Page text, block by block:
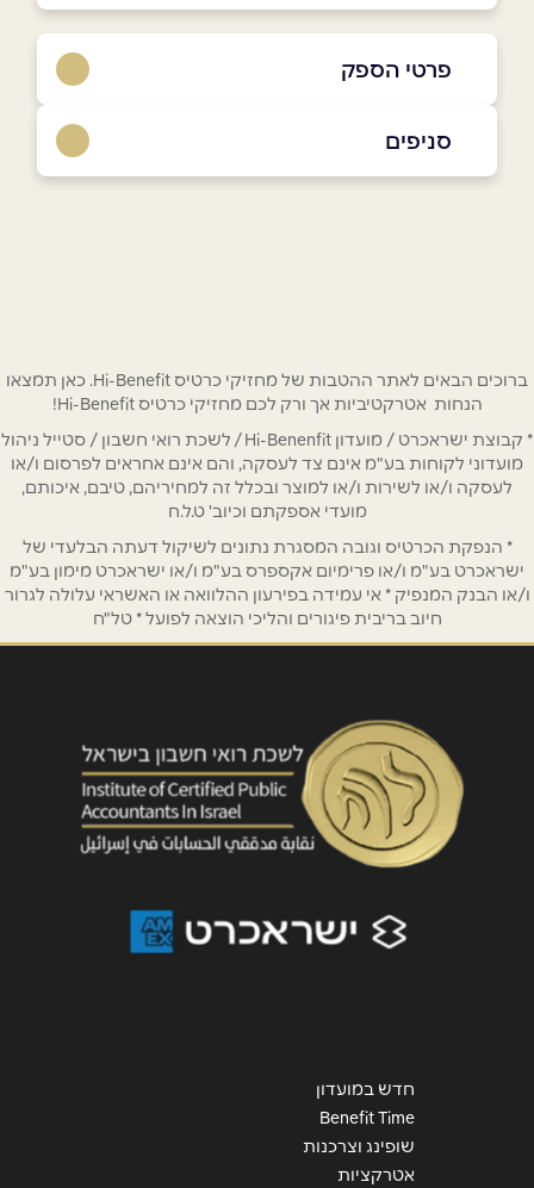
פרטי הספק
באינסטגרם
טלפון*
אימייל *
אנא חזרו אלי בקשר ל...
הודעה *
שליחה
סניפים
ברוכים הבאים לאתר ההטבות של מחזיקי כרטיס Hi-Benefit. כאן תמצאו
הנחות אטרקטיביות אך ורק לכם מחזיקי כרטיס Hi-Benefit!
* קבוצת ישראכרט / מועדון Hi-Benenfit / לשכת רואי חשבון / סטייל ניהול
מועדוני לקוחות בע"מ אינם צד לעסקה, והם אינם אחראים לפרסום ו/או
לעסקה ו/או לשירות ו/או למוצר ובכלל זה למחיריהם, טיבם, איכותם,
מועדי אספקתם וכיוב' ט.ל.ח
* הנפקת הכרטיס וגובה המסגרת נתונים לשיקול דעתה הבלעדי של
ישראכרט בע"מ ו/או פרימיום אקספרס בע"מ ו/או ישראכרט מימון בע"מ
ו/או הבנק המנפיק * אי עמידה בפירעון ההלוואה או האשראי עלולה לגרור
חיוב בריבית פיגורים והליכי הוצאה לפועל * טל"ח
חדש במועדון
Benefit Time
שופינג וצרכנות
אטרקציות